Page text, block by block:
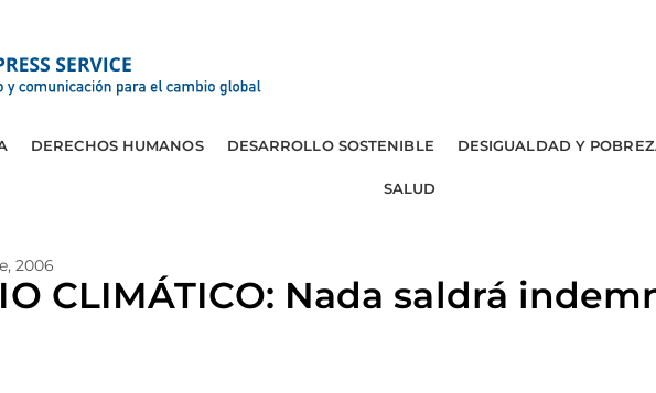
DERECHOS HUMANOS DESARROLLO SOSTENIBLE DESIGUALDAD Y
SALUD
2006
CLIMÁTICO: Nada saldrá